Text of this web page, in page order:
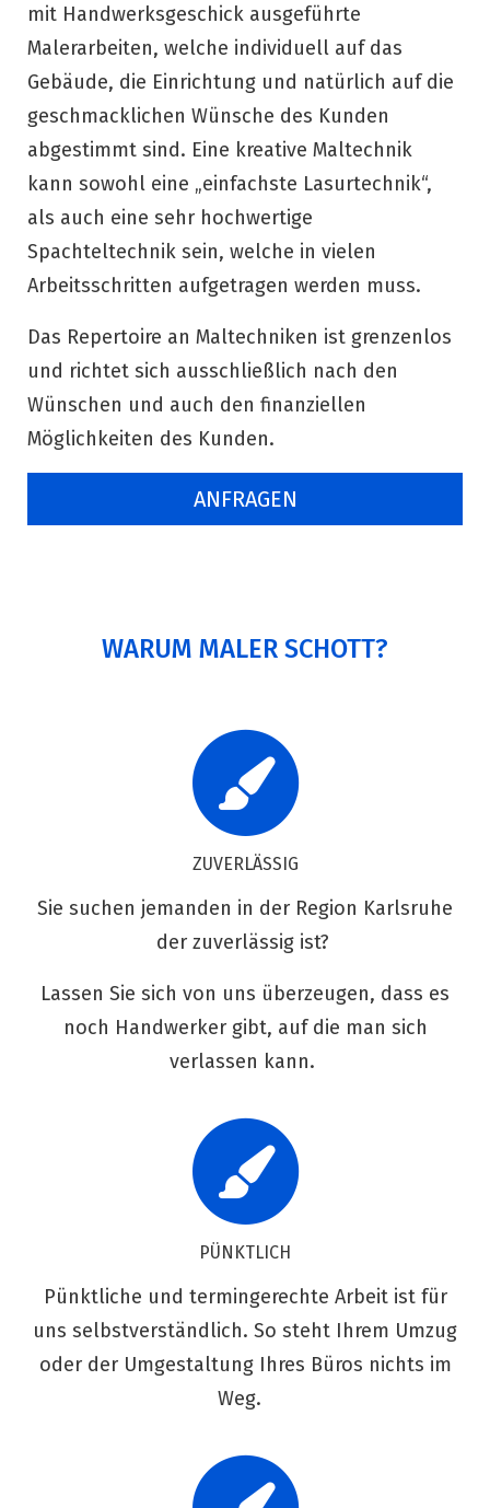
mit Handwerksgeschick ausgeführte
Malerarbeiten, welche individuell auf das
Gebäude, die Einrichtung und natürlich auf die
geschmacklichen Wünsche des Kunden
abgestimmt sind. Eine kreative Maltechnik
kann sowohl eine „einfachste Lasurtechnik“,
als auch eine sehr hochwertige
Spachteltechnik sein, welche in vielen
Arbeitsschritten aufgetragen werden muss.
Das Repertoire an Maltechniken ist grenzenlos
und richtet sich ausschließlich nach den
Wünschen und auch den finanziellen
Möglichkeiten des Kunden.
ANFRAGEN
WARUM MALER SCHOTT?
ZUVERLÄSSIG
Sie suchen jemanden in der Region Karlsruhe
der zuverlässig ist?
Lassen Sie sich von uns überzeugen, dass es
noch Handwerker gibt, auf die man sich
verlassen kann.
PÜNKTLICH
Pünktliche und termingerechte Arbeit ist für
uns selbstverständlich. So steht Ihrem Umzug
oder der Umgestaltung Ihres Büros nichts im
Weg.